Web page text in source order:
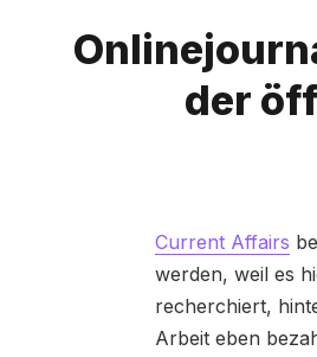
der
Current Affairs
werden, weil es
recherchiert,
Arbeit eben